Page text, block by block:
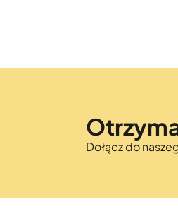
Dołącz do